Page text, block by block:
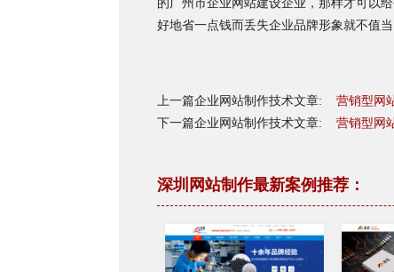
的广州市企业网站建设企业，那样才可以
好地省一点钱而丢失企业品牌形象就不值当
上一篇企业网站制作技术文章: 营销型网
下一篇企业网站制作技术文章: 营销型网
深圳网站制作最新案例推荐：